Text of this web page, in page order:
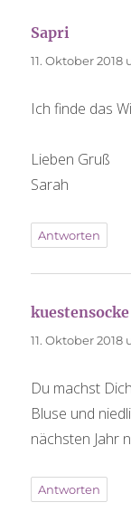
Sapri
11. Oktober 2018
Ich finde das
Lieben Gruß
Sarah
Antworten
kuestensocke
11. Oktober 2018
Du machst
Bluse und
nächsten Jahr
Antworten